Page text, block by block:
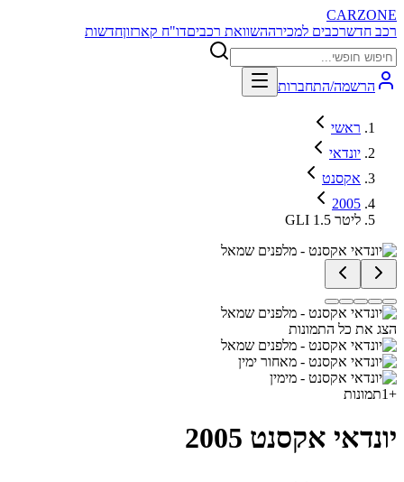
CARZONE
רכב חדשרכבים למכירההשוואת רכביםדו"ח קארזוןחדשות
הרשמה/התחברות
ראשי
יונדאי
אקסנט
2005
GLI 1.5 ליטר
הצג את כל התמונות
+
1תמונות
יונדאי אקסנט 2005